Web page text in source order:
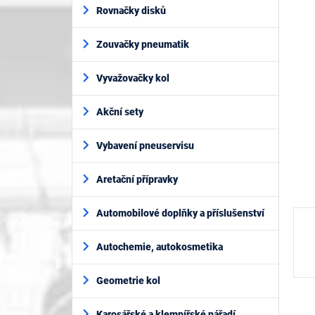
í
e
Rovnačky disků
Zouvačky pneumatik
Vyvažovačky kol
Akční sety
Vybavení pneuservisu
Aretační přípravky
Automobilové doplňky a příslušenství
Autochemie, autokosmetika
Geometrie kol